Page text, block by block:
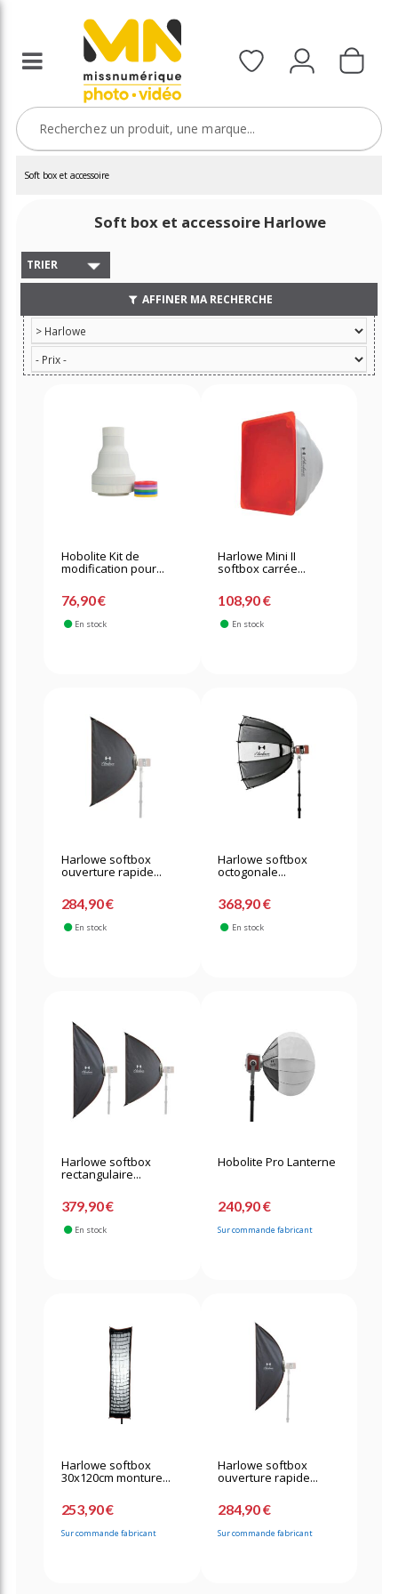
Soft box et accessoire
Soft box et accessoire Harlowe
TRIER
AFFINER MA RECHERCHE
Hobolite Kit de
modification pour...
76,90 €
En stock
Harlowe Mini II
softbox carrée...
108,90 €
En stock
Harlowe softbox
ouverture rapide...
284,90 €
En stock
Harlowe softbox
octogonale...
368,90 €
En stock
Harlowe softbox
rectangulaire...
379,90 €
En stock
Hobolite Pro Lanterne
240,90 €
Sur commande fabricant
Harlowe softbox
30x120cm monture...
253,90 €
Sur commande fabricant
Harlowe softbox
ouverture rapide...
284,90 €
Sur commande fabricant